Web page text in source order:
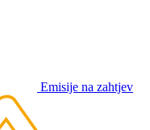
Emisije na zahtjev